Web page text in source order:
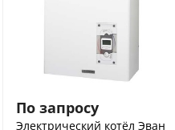
По запросу
Электрический котёл Эван